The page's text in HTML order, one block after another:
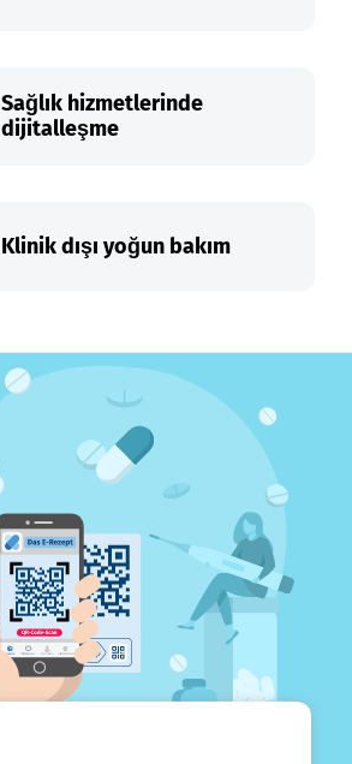
Sağlık hizmetlerinde
dijitalleşme
Klinik dışı yoğun bakım